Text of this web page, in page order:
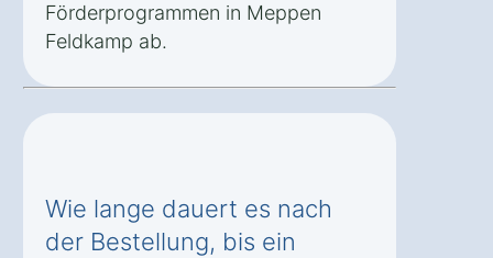
Förderprogrammen in Meppen
Feldkamp ab.
Wie lange dauert es nach
der Bestellung, bis ein